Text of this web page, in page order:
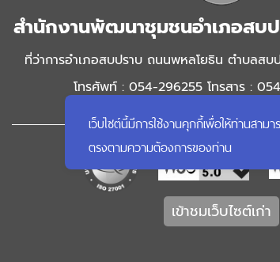
สำนักงานพัฒนาชุมชนอำเภอสบ
ที่ว่าการอำเภอสบปราบ ถนนพหลโยธิน ตำบลสบ
โทรศัพท์ : 054-296255 โทรสาร :
เข้าชมเว็บไซต์เก่า
เว็บไซต์นี้มีการใช้งานคุกกี้เพื่อให้ท่านสาม
ตรงตามความต้องการของท่าน